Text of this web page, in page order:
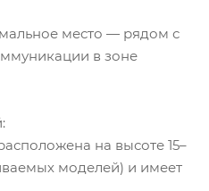
место — рядом с
в зоне
на высоте 15–
моделей) и имеет